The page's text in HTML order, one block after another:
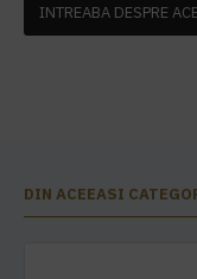
INTREABA DESPRE
DIN ACEEASI